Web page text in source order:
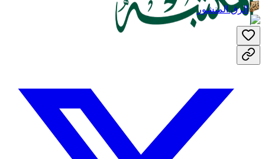
الرق المنشور